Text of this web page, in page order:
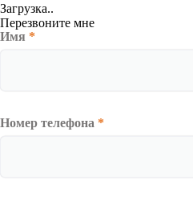
Загрузка..
Перезвоните мне
Имя *
Номер телефона *